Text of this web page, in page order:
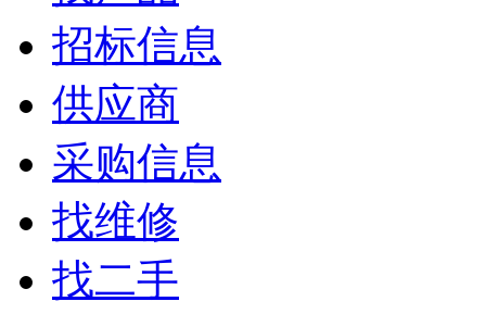
招标信息
供应商
采购信息
找维修
找二手